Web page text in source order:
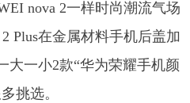
nova 2一样时尚潮流气场
Plus在金属材料手机后盖加
大一小2款“华为荣耀手机颜
挑选。